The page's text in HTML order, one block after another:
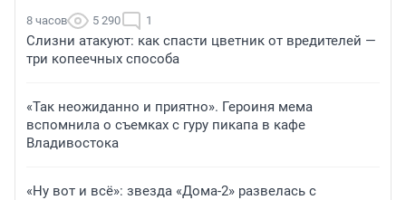
8 часов 5 290 1
Слизни атакуют: как спасти цветник от вредителей —
три копеечных способа
«Так неожиданно и приятно». Героиня мема
вспомнила о съемках с гуру пикапа в кафе
Владивостока
«Ну вот и всё»: звезда «Дома-2» развелась с